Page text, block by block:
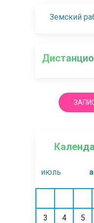
Земский
июль
3 4 5